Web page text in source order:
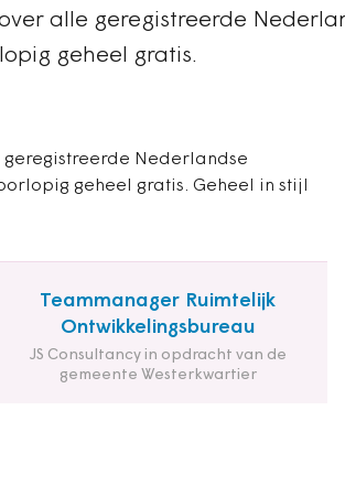
alle geregistreerde
geheel gratis.
geregistreerde Nederlandse
geheel gratis. Geheel in stijl
Teammanager Ruimtelijk
Ontwikkelingsbureau
JS Consultancy in opdracht van de
gemeente Westerkwartier